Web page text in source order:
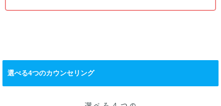
選べる4つのカウンセリング